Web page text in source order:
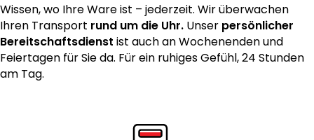
Wissen, wo Ihre Ware ist – jederzeit. Wir überwachen
Ihren Transport rund um die Uhr. Unser persönlicher
Bereitschaftsdienst ist auch an Wochenenden und
Feiertagen für Sie da. Für ein ruhiges Gefühl, 24 Stunden
am Tag.